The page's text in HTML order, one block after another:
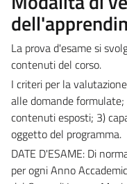
La prova d'esame si
contenuti del corso.
I criteri per la
alle domande
contenuti esposti; 3)
oggetto del programma.
DATE D'ESAME: Di
per ogni Anno